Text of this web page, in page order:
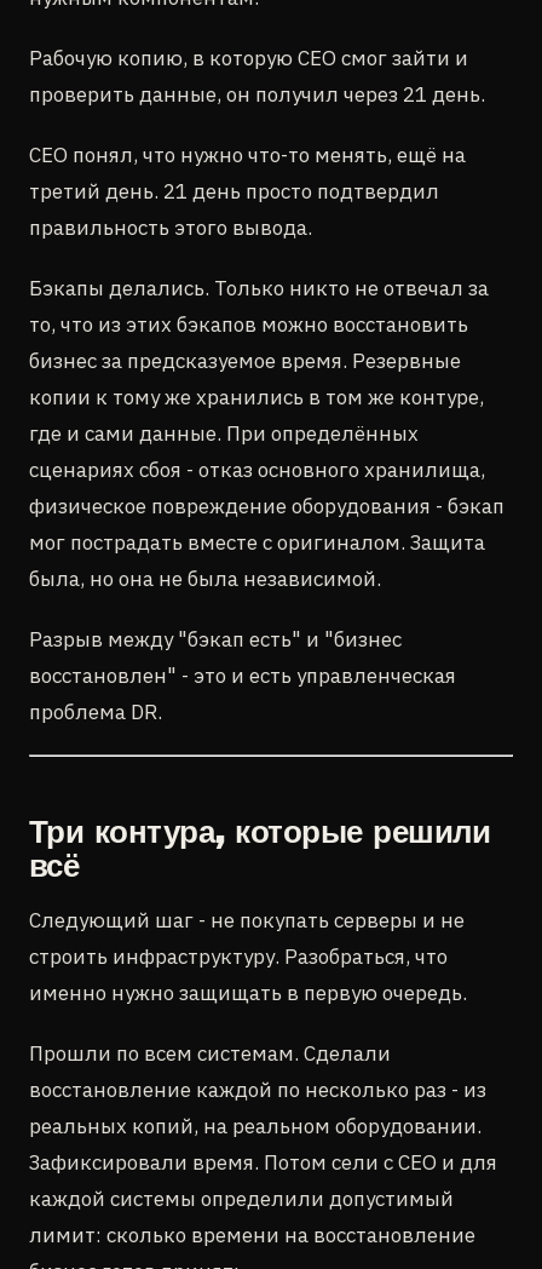
Рабочую копию, в которую CEO смог зайти и
проверить данные, он получил через 21 день.
CEO понял, что нужно что-то менять, ещё на
третий день. 21 день просто подтвердил
правильность этого вывода.
Бэкапы делались. Только никто не отвечал за
то, что из этих бэкапов можно восстановить
бизнес за предсказуемое время. Резервные
копии к тому же хранились в том же контуре,
где и сами данные. При определённых
сценариях сбоя - отказ основного хранилища,
физическое повреждение оборудования - бэкап
мог пострадать вместе с оригиналом. Защита
была, но она не была независимой.
Разрыв между "бэкап есть" и "бизнес
восстановлен" - это и есть управленческая
проблема DR.
Три контура, которые решили
всё
Следующий шаг - не покупать серверы и не
строить инфраструктуру. Разобраться, что
именно нужно защищать в первую очередь.
Прошли по всем системам. Сделали
восстановление каждой по несколько раз - из
реальных копий, на реальном оборудовании.
Зафиксировали время. Потом сели с CEO и для
каждой системы определили допустимый
лимит: сколько времени на восстановление